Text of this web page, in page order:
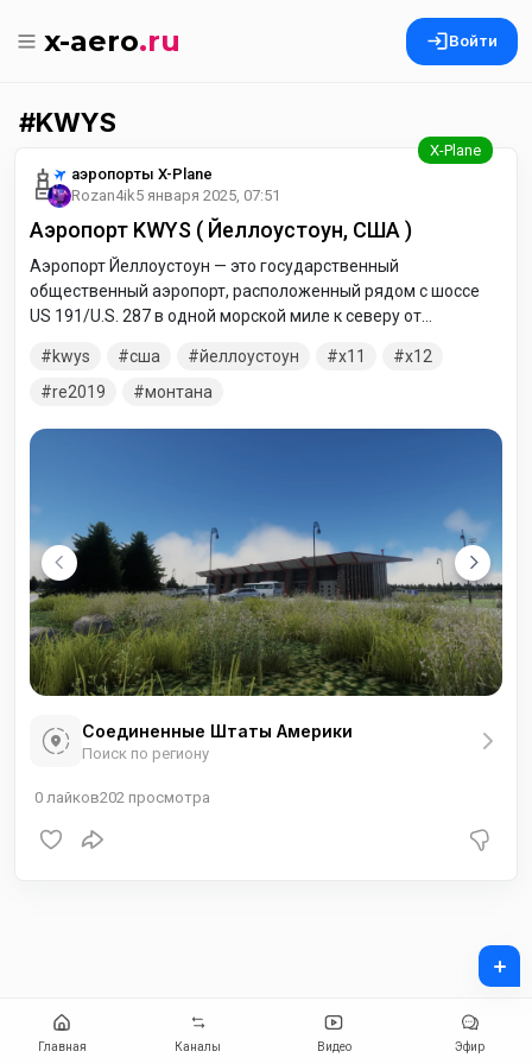
x-aero.ru Войти
KWYS
аэропорты X-Plane
Rozan4ik5 января 2025, 07:51
Аэропорт KWYS ( Йеллоустоун, США )
Аэропорт Йеллоустоун — это государственный
общественный аэропорт, расположенный рядом с шоссе
US 191/U.S. 287 в одной морской миле к северу от
округе Галлатин, штат Монтана, США.
kwys сша йеллоустоун x11
x12
re2019
монтана
Соединенные Штаты Америки
Поиск по региону
0 лайков202 просмотра
Главная Каналы Видео Эфир
+